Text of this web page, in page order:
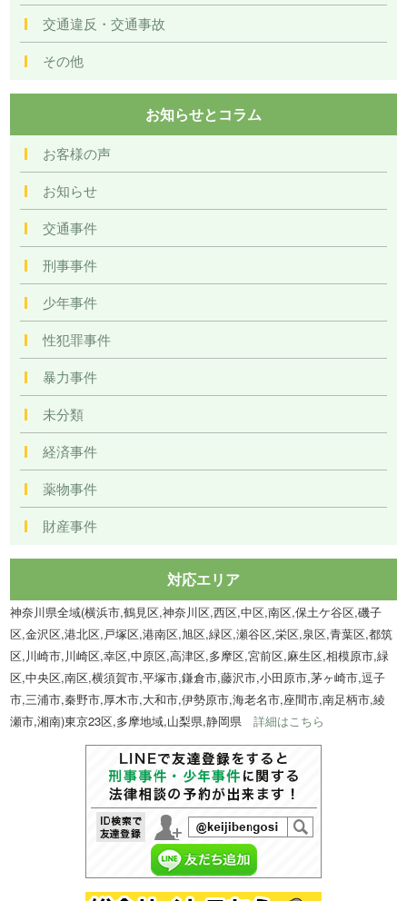
交通違反・交通事故
その他
お知らせとコラム
お客様の声
お知らせ
交通事件
刑事事件
少年事件
性犯罪事件
暴力事件
未分類
経済事件
薬物事件
財産事件
対応エリア
神奈川県全域(横浜市,鶴見区,神奈川区,西区,中区,南区,保土ケ谷区,磯子
区,金沢区,港北区,戸塚区,港南区,旭区,緑区,瀬谷区,栄区,泉区,青葉区,都筑
区,川崎市,川崎区,幸区,中原区,高津区,多摩区,宮前区,麻生区,相模原市,緑
区,中央区,南区,横須賀市,平塚市,鎌倉市,藤沢市,小田原市,茅ヶ崎市,逗子
市,三浦市,秦野市,厚木市,大和市,伊勢原市,海老名市,座間市,南足柄市,綾
瀬市,湘南)東京23区,多摩地域,山梨県,静岡県詳細はこちら